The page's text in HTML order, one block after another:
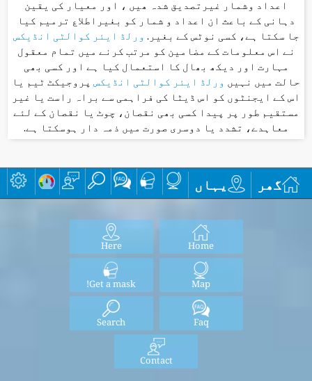
اعداد وشمار غیرتصدیق شدہ ھیں ، اور معیار کی یقین
دہانی کے باعث ان اعداد و شمار کو بغیراطلاع ترمیم کیا
جا سکتا ہے، کسی نوٹس کے بغیر. ورلڈ ایئر کوالٹی انڈیکس
نے اس معلومات کے مضامین کو مرتب کرنے میں تمام معقول
مہارت اور دیکھ بھال کا استعمال کیا ہے اور کسی بھی
حالت میں نہیں ورلڈ ایئر کوالٹی انڈیکس پروجیکٹ ٹیم یا
اس کے ایجنٹوں کو اس ڈیٹا کی فراہمی سے براہ راست یا غیر
مستقیم طور پر پیدا کسی بھی نقصان، چوٹ یا نقصان کے لئے
معاہدے، تشدد یا دوسری صورت میں ذمہ دار ہوسکتا ہے.
گھر یہاں
Home
Here
Map
Get a mask!
Faq
Search
Contact